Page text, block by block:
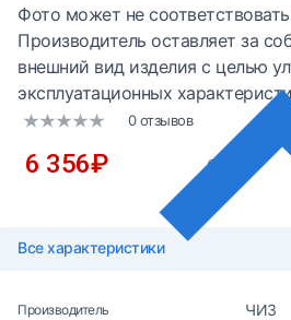
Фото может не
Производитель оставляет за
внешний вид изделия с целью
эксплуатационных
0 отзывов
6 356₽ без НДС
Все характеристики
Производитель ЧИЗ